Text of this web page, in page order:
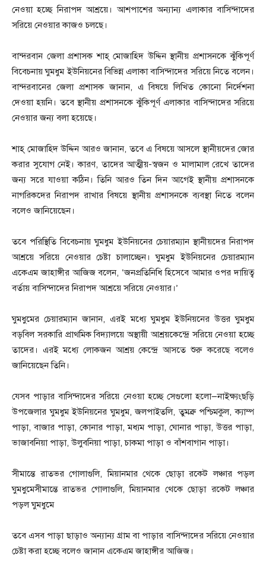
নেওয়া হচ্ছে নিরাপদ আশ্রয়ে। আশপাশের অন্যান্য এলাকার বাসিন্দাদের
সরিয়ে নেওয়ার কাজও চলছে।
বান্দরবান জেলা প্রশাসক শাহ্ মোজাহিদ উদ্দিন স্থানীয় প্রশাসনকে ঝুঁকিপূর্ণ
বিবেচনায় ঘুমধুম ইউনিয়নের বিভিন্ন এলাকা বাসিন্দাদের সরিয়ে নিতে বলেন।
বান্দরবানের জেলা প্রশাসক জানান, এ বিষয়ে লিখিত কোনো নির্দেশনা
দেওয়া হয়নি। তবে স্থানীয় প্রশাসনকে ঝুঁকিপূর্ণ এলাকার বাসিন্দাদের সরিয়ে
নেওয়ার জন্য বলা হয়েছে।
শাহ্ মোজাহিদ উদ্দিন আরও জানান, তবে এ বিষয়ে আসলে স্থানীয়দের জোর
করার সুযোগ নেই। কারণ, তাদের আত্মীয়-স্বজন ও মালামাল রেখে তাদের
জন্য সরে যাওয়া কঠিন। তিনি আরও তিন দিন আগেই স্থানীয় প্রশাসনকে
নাগরিকদের নিরাপদ রাখার বিষয়ে স্থানীয় প্রশাসনকে ব্যবস্থা নিতে বলেন
বলেও জানিয়েছেন।
তবে পরিস্থিতি বিবেচনায় ঘুমধুম ইউনিয়নের চেয়ারম্যান স্থানীয়দের নিরাপদ
আশ্রয়ে সরিয়ে নেওয়ার চেষ্টা চালাচ্ছেন। ঘুমধুম ইউনিয়নের চেয়ারম্যান
একেএম জাহাঙ্গীর আজিজ বলেন, ‘জনপ্রতিনিধি হিসেবে আমার ওপর দায়িত্ব
বর্তায় বাসিন্দাদের নিরাপদ আশ্রয়ে সরিয়ে নেওয়ার।’
ঘুমধুমের চেয়ারম্যান জানান, এরই মধ্যে ঘুমধুম ইউনিয়নের উত্তর ঘুমধুম
বড়বিল সরকারি প্রাথমিক বিদ্যালয়ে অস্থায়ী আশ্রয়কেন্দ্রে সরিয়ে নেওয়া হচ্ছে
তাদের। এরই মধ্যে লোকজন আশ্রয় কেন্দ্রে আসতে শুরু করেছে বলেও
জানিয়েছেন তিনি।
যেসব পাড়ার বাসিন্দাদের সরিয়ে নেওয়া হচ্ছে সেগুলো হলো—নাইক্ষ্যংছড়ি
উপজেলার ঘুমধুম ইউনিয়নের ঘুমধুম, জলপাইতলি, তুমব্রু পশ্চিমকুল, ক্যাম্প
পাড়া, বাজার পাড়া, কোনার পাড়া, মধ্যম পাড়া, ঘোনার পাড়া, উত্তর পাড়া,
ভাজাবনিয়া পাড়া, উলুবনিয়া পাড়া, চাকমা পাড়া ও বাঁশবাগান পাড়া।
সীমান্তে রাতভর গোলাগুলি, মিয়ানমার থেকে ছোড়া রকেট লঞ্চার পড়ল
ঘুমধুমেসীমান্তে রাতভর গোলাগুলি, মিয়ানমার থেকে ছোড়া রকেট লঞ্চার
পড়ল ঘুমধুমে
তবে এসব পাড়া ছাড়াও অন্যান্য গ্রাম বা পাড়ার বাসিন্দাদের সরিয়ে নেওয়ার
চেষ্টা করা হচ্ছে বলেও জানান একেএম জাহাঙ্গীর আজিজ।